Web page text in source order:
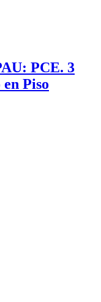
PCE. 3
Piso